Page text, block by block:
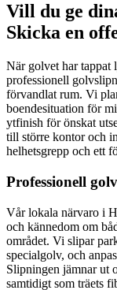
Vill du ge
Skicka en
När golvet har tappat
professionell
förvandlat rum. Vi
boendesituation för
ytfinish för önskat
till större kontor och
helhetsgrepp och ett
Professionell
Vår lokala närvaro i
och kännedom om
området. Vi slipar
specialgolv, och
Slipningen jämnar ut
samtidigt som träets